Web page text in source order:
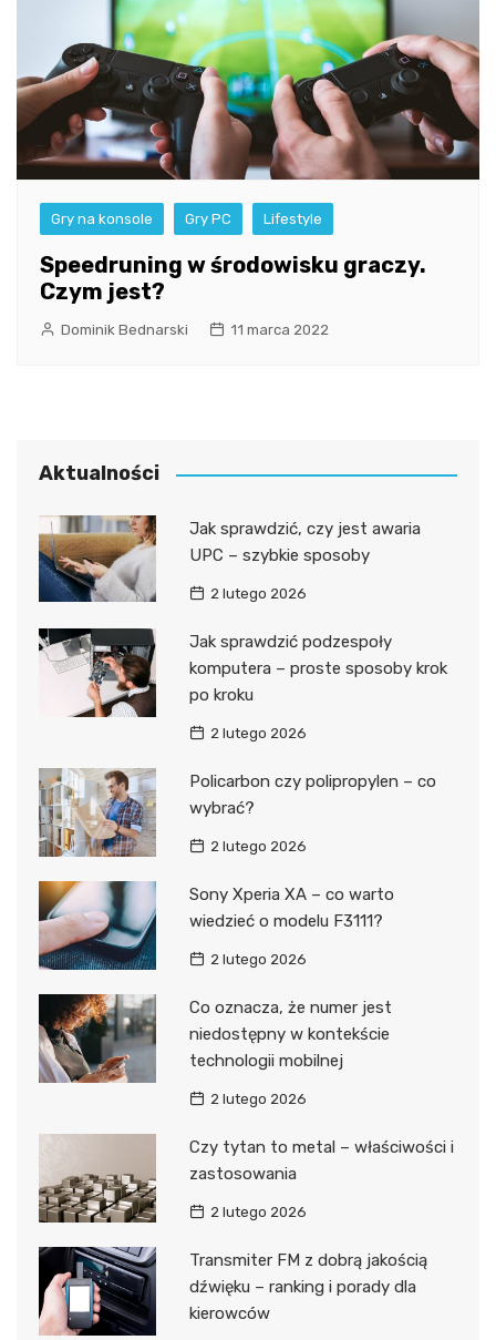
Gry na konsole Gry PC Lifestyle
Speedruning w środowisku graczy.
Czym jest?
Dominik Bednarski 11 marca 2022
Aktualności
Jak sprawdzić, czy jest awaria
UPC – szybkie sposoby
2 lutego 2026
Jak sprawdzić podzespoły
komputera – proste sposoby krok
po kroku
2 lutego 2026
Policarbon czy polipropylen – co
wybrać?
2 lutego 2026
Sony Xperia XA – co warto
wiedzieć o modelu F3111?
2 lutego 2026
Co oznacza, że numer jest
niedostępny w kontekście
technologii mobilnej
2 lutego 2026
Czy tytan to metal – właściwości i
zastosowania
2 lutego 2026
Transmiter FM z dobrą jakością
dźwięku – ranking i porady dla
kierowców